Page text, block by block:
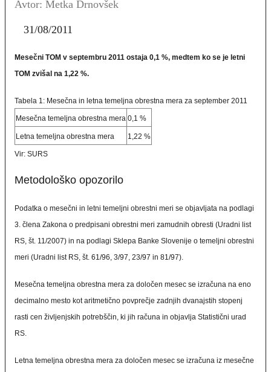
Avtor: Metka Drnovšek
31/08/2011
Mesečni TOM v septembru 2011 ostaja 0,1 %, medtem ko se je letni
TOM zvišal na 1,22 %.
Tabela 1: Mesečna in letna temeljna obrestna mera za september 2011
Mesečna temeljna obrestna mera 0,1 %
Letna temeljna obrestna mera 1,22 %
Vir: SURS
Metodološko opozorilo
Podatka o mesečni in letni temeljni obrestni meri se objavljata na podlagi
3. člena Zakona o predpisani obrestni meri zamudnih obresti (Uradni list
RS, št. 11/2007) in na podlagi Sklepa Banke Slovenije o temeljni obrestni
meri (Uradni list RS, št. 61/96, 3/97, 23/97 in 81/97).
Mesečna temeljna obrestna mera za določen mesec se izračuna na eno
decimalno mesto kot aritmetično povprečje zadnjih dvanajstih stopenj
rasti cen življenjskih potrebščin, ki jih računa in objavlja Statistični urad
RS.
Letna temeljna obrestna mera za določen mesec se izračuna iz mesečne